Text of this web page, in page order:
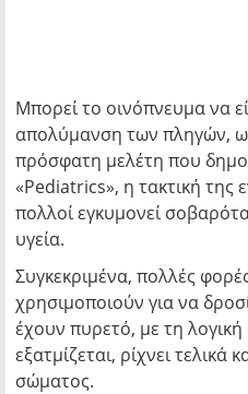
Μπορεί το οινόπνευμα να
απολύμανση των πληγών,
πρόσφατη μελέτη που
«Ρediatrics», η τακτική της
πολλοί εγκυμονεί
υγεία.
Συγκεκριμένα, πολλές
χρησιμοποιούν για να
έχουν πυρετό, με τη
εξατμίζεται, ρίχνει τελικά
σώματος.